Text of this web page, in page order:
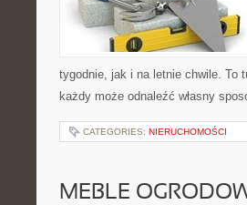
tygodnie, jak i na letnie chwile. To
każdy może odnaleźć własny
CATEGORIES: NIERUCHOMOŚCI
MEBLE